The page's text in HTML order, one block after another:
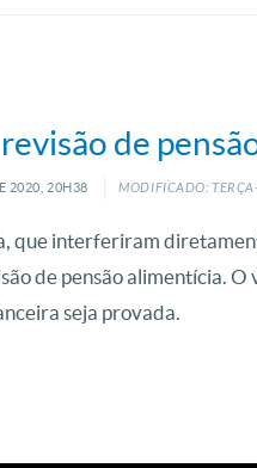
de
2020, 20H38 MODIFICADO:
que interferiram
de pensão alimentícia.
seja provada.